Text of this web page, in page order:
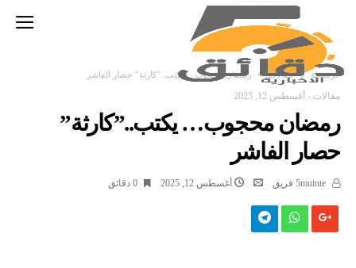
‫الرئيسية‬ مقالات رمضان محجوب… يكتب..”كارثة” حصار الفاشر
مقالات - أغسطس 12, 2025
رمضان محجوب… يكتب..”كارثة”
حصار الفاشر
أغسطس 12, 2025 0 ‫دقائق‬